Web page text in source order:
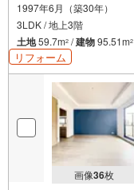
1997年6月（築30年）
3LDK / 地上3階
土地59.7m2 /建物95.51m2
リフォーム
画像36枚